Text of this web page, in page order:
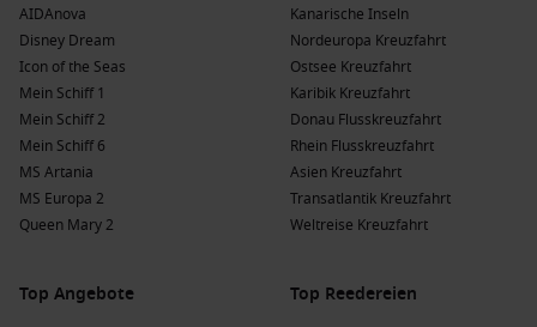
AIDAnova
Disney Dream
Icon of the Seas
Mein Schiff 1
Mein Schiff 2
Mein Schiff 6
MS Artania
MS Europa 2
Queen Mary 2
Kanarische Inseln
Nordeuropa Kreuzfahrt
Ostsee Kreuzfahrt
Karibik Kreuzfahrt
Donau Flusskreuzfahrt
Rhein Flusskreuzfahrt
Asien Kreuzfahrt
Transatlantik Kreuzfahrt
Weltreise Kreuzfahrt
Top Angebote Top Reedereien